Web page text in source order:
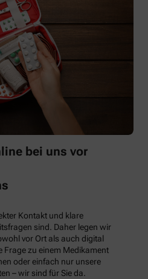
bei uns vor
Kontakt und klare
sind. Daher legen wir
vor Ort als auch digital
Frage zu einem Medikament
oder einfach nur unsere
– wir sind für Sie da.